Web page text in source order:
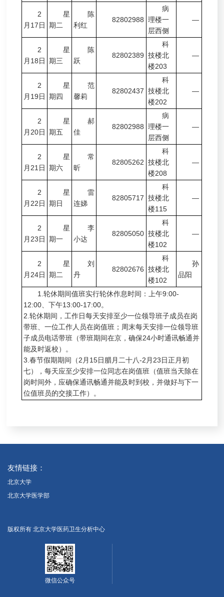
2
月17日
星
期二
陈
利红
82802988
病
理楼一
层西侧
—
2
月18日
星
期三
陈
跃
82802389
科
技楼北
楼203
—
2
月19日
星
期四
范
馨莉
82802437
科
技楼北
楼202
—
2
月20日
星
期五
郝
佳
82802988
病
理楼一
层西侧
—
2
月21日
星
期六
常
昕
82805262
科
技楼北
楼208
—
2
月22日
星
期日
雷
连娣
82805717
科
技楼北
楼115
—
2
月23日
星
期一
李
小达
82805050
科
技楼北
楼102
—
2
月24日
星
期二
刘
丹
82802676
科
技楼北
楼102
孙
品阳
1.轮休期间值班实行轮休作息时间：上午9:00-
12:00、下午13:00-17:00。
2.轮休期间，工作日每天安排至少一位领导班子成员在岗
带班、一位工作人员在岗值班；周末每天安排一位领导班
子成员电话带班（带班期间在京，确保24小时通讯畅通并
能及时返校）。
3.春节假期期间（2月15日腊月二十八-2月23日正月初
七），每天应至少安排一位同志在岗值班（值班当天除在
岗时间外，应确保通讯畅通并能及时到校，并做好与下一
位值班员的交接工作）。
友情链接：
北京大学
北京大学医学部
版权所有 北京大学医药卫生分析中心
微信公众号